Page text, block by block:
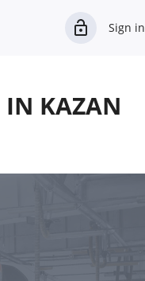
Sign in
KAZAN